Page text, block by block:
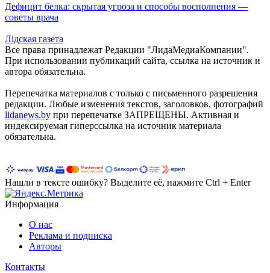
Дефицит белка: скрытая угроза и способы восполнения —
советы врача
Лiдская газета
Все права принадлежат Редакции "ЛидаМедиаКомпании".
При использовании публикаций сайта, ссылка на источник и
автора обязательна.
Перепечатка материалов c только с письменного разрешения
редакции. Любые изменения текстов, заголовков, фотографий
lidanews.by при перепечатке ЗАПРЕЩЕНЫ. Активная и
индексируемая гиперссылка на источник материала
обязательна.
Нашли в тексте ошибку? Выделите её, нажмите Ctrl + Enter
Информация
О нас
Реклама и подписка
Авторы
Контакты